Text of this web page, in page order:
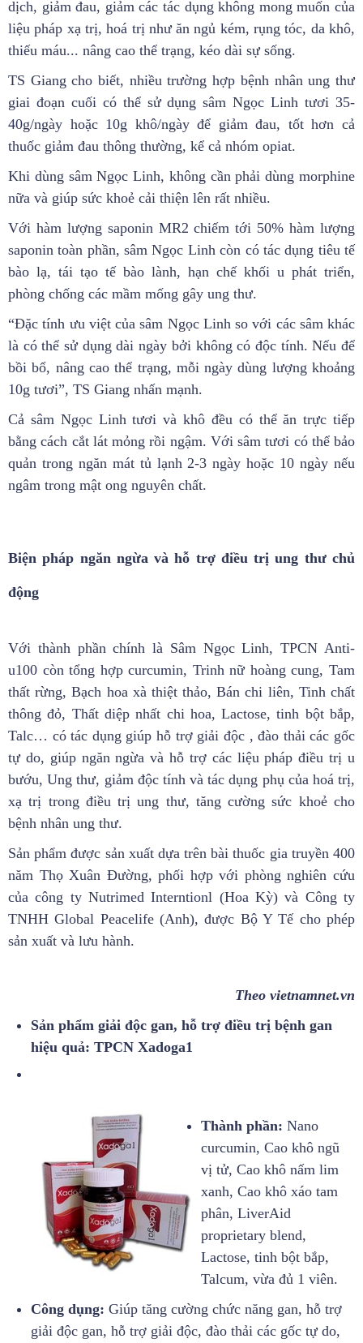
dịch, giảm đau, giảm các tác dụng không mong muốn của
liệu pháp xạ trị, hoá trị như ăn ngủ kém, rụng tóc, da khô,
thiếu máu... nâng cao thể trạng, kéo dài sự sống.
TS Giang cho biết, nhiều trường hợp bệnh nhân ung thư
giai đoạn cuối có thể sử dụng sâm Ngọc Linh tươi 35-
40g/ngày hoặc 10g khô/ngày để giảm đau, tốt hơn cả
thuốc giảm đau thông thường, kể cả nhóm opiat.
Khi dùng sâm Ngọc Linh, không cần phải dùng morphine
nữa và giúp sức khoẻ cải thiện lên rất nhiều.
Với hàm lượng saponin MR2 chiếm tới 50% hàm lượng
saponin toàn phần, sâm Ngọc Linh còn có tác dụng tiêu tế
bào lạ, tái tạo tế bào lành, hạn chế khối u phát triển,
phòng chống các mầm mống gây ung thư.
“Đặc tính ưu việt của sâm Ngọc Linh so với các sâm khác
là có thể sử dụng dài ngày bởi không có độc tính. Nếu để
bồi bổ, nâng cao thể trạng, mỗi ngày dùng lượng khoảng
10g tươi”, TS Giang nhấn mạnh.
Cả sâm Ngọc Linh tươi và khô đều có thể ăn trực tiếp
bằng cách cắt lát mỏng rồi ngậm. Với sâm tươi có thể bảo
quản trong ngăn mát tủ lạnh 2-3 ngày hoặc 10 ngày nếu
ngâm trong mật ong nguyên chất.
Biện pháp ngăn ngừa và hỗ trợ điều trị ung thư chủ
động
Với thành phần chính là Sâm Ngọc Linh, TPCN Anti-
u100 còn tổng hợp curcumin, Trinh nữ hoàng cung, Tam
thất rừng, Bạch hoa xà thiệt thảo, Bán chi liên, Tinh chất
thông đỏ, Thất diệp nhất chi hoa, Lactose, tinh bột bắp,
Talc… có tác dụng giúp hỗ trợ giải độc , đào thải các gốc
tự do, giúp ngăn ngừa và hỗ trợ các liệu pháp điều trị u
bướu, Ung thư, giảm độc tính và tác dụng phụ của hoá trị,
xạ trị trong điều trị ung thư, tăng cường sức khoẻ cho
bệnh nhân ung thư.
Sản phẩm được sản xuất dựa trên bài thuốc gia truyền 400
năm Thọ Xuân Đường, phối hợp với phòng nghiên cứu
của công ty Nutrimed Interntionl (Hoa Kỳ) và Công ty
TNHH Global Peacelife (Anh), được Bộ Y Tế cho phép
sản xuất và lưu hành.
Theo vietnamnet.vn
Sản phẩm giải độc gan, hỗ trợ điều trị bệnh gan
hiệu quả: TPCN Xadoga1
Thành phần: Nano
curcumin, Cao khô ngũ
vị tử, Cao khô nấm lim
xanh, Cao khô xáo tam
phân, LiverAid
proprietary blend,
Lactose, tinh bột bắp,
Talcum, vừa đủ 1 viên.
Công dụng: Giúp tăng cường chức năng gan, hỗ trợ
giải độc gan, hỗ trợ giải độc, đào thải các gốc tự do,